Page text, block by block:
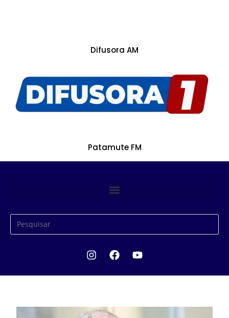
Difusora AM
Patamute FM